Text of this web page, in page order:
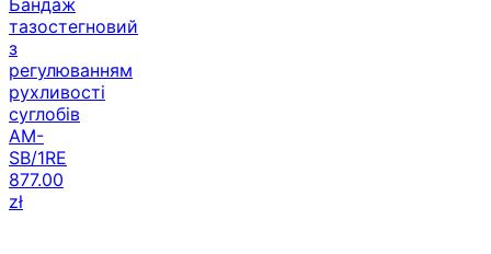
тазостегновий
з
регулюванням
рухливості
суглобів
AM-
SB/1RE
877.00
zł